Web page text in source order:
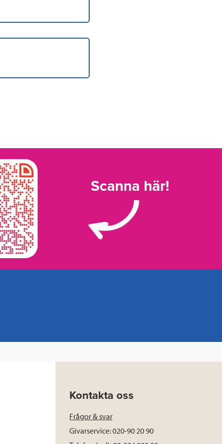
Scanna här!
Kontakta oss
Frågor & svar
Givarservice: 020-90 20 90